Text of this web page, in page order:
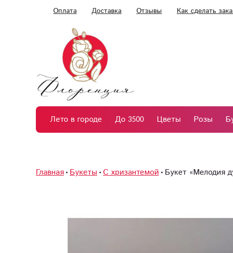
Оплата Доставка Отзывы Как сделать
Лето в городе До 3500 Цветы Розы
Главная Букеты С хризантемой Букет «Мелодия